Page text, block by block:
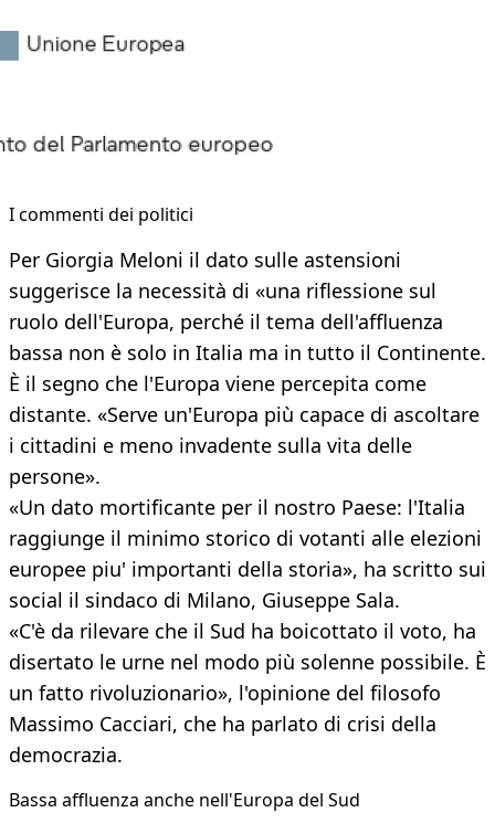
I commenti dei politici
Per Giorgia Meloni il dato sulle astensioni
suggerisce la necessità di «una riflessione sul
ruolo dell'Europa, perché il tema dell'affluenza
bassa non è solo in Italia ma in tutto il Continente.
È il segno che l'Europa viene percepita come
distante. «Serve un'Europa più capace di ascoltare
i cittadini e meno invadente sulla vita delle
persone».
«Un dato mortificante per il nostro Paese: l'Italia
raggiunge il minimo storico di votanti alle elezioni
europee piu' importanti della storia», ha scritto sui
social il sindaco di Milano, Giuseppe Sala.
«C'è da rilevare che il Sud ha boicottato il voto, ha
disertato le urne nel modo più solenne possibile. È
un fatto rivoluzionario», l'opinione del filosofo
Massimo Cacciari, che ha parlato di crisi della
democrazia.
Bassa affluenza anche nell'Europa del Sud